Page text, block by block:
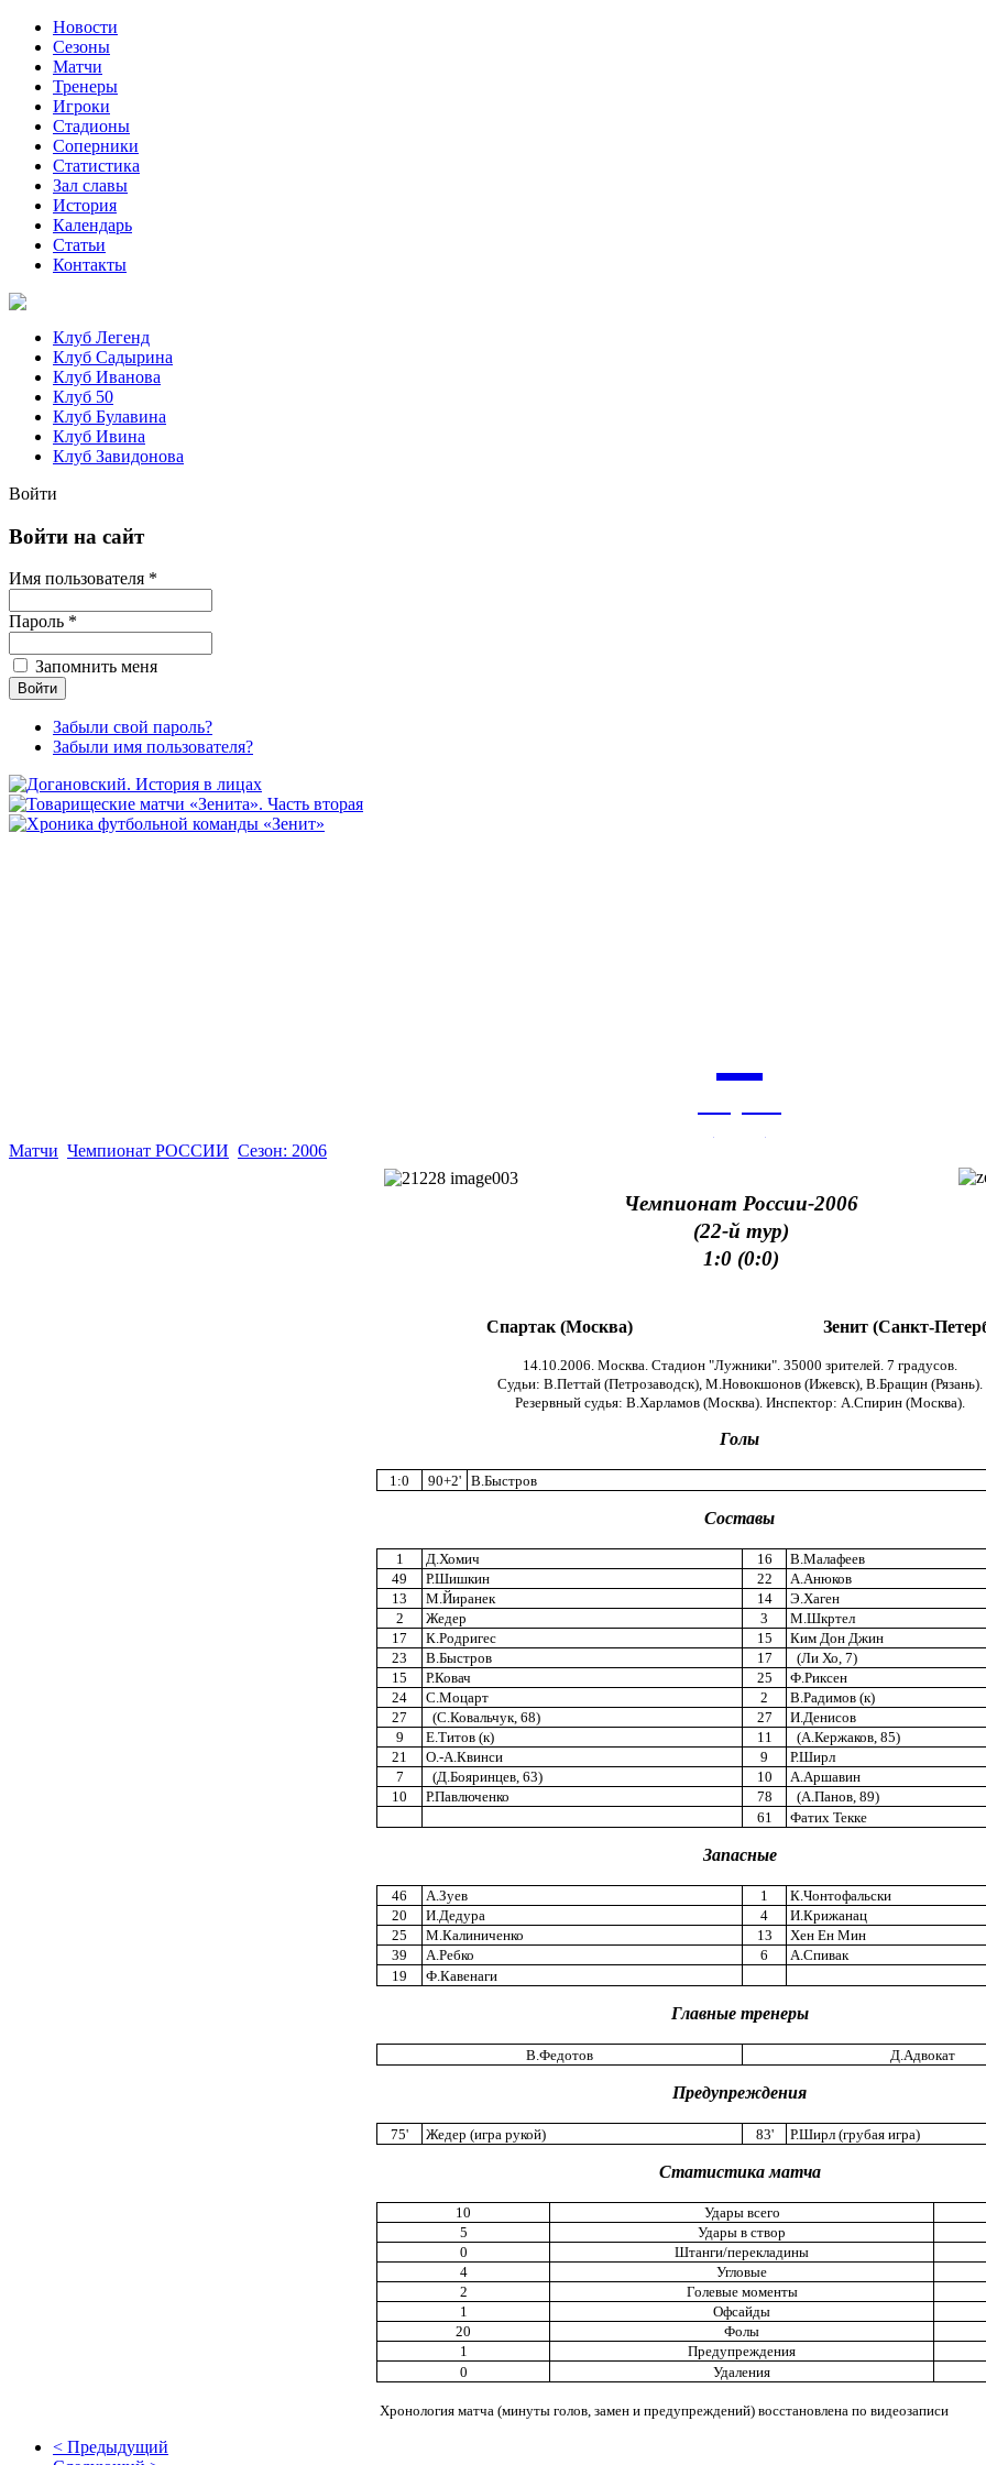
Новости
Сезоны
Матчи
Тренеры
Игроки
Стадионы
Соперники
Статистика
Зал славы
История
Календарь
Статьи
Контакты
Клуб Легенд
Клуб Садырина
Клуб Иванова
Клуб 50
Клуб Булавина
Клуб Ивина
Клуб Завидонова
Войти
Войти на сайт
Имя пользователя *
Пароль *
Запомнить меня
Забыли свой пароль?
Забыли имя пользователя?
Матчи Чемпионат РОССИИ Сезон: 2006
Чемпионат России-2006
(22-й тур)
1:0 (0:0)
Спартак (Москва) Зенит (Санкт-
14.10.2006. Москва. Стадион "Лужники". 35000 зрителей. 7 градусов.
Судьи: В.Петтай (Петрозаводск), М.Новокшонов (Ижевск), В.Бращин (Рязань).
Резервный судья: В.Харламов (Москва). Инспектор: А.Спирин (Москва).
Голы
1:0 90+2' В.Быстров
Составы
1 Д.Хомич 16
В.Малафеев
49
Р.Шишкин 22
А.Анюков
13
М.Йиранек 14
Э.Хаген
2
Жедер 3
М.Шкртел
17
К.Родригес 15
Ким Дон Джин
23
В.Быстров 17
(Ли Хо, 7)
15
Р.Ковач 25
Ф.Риксен
24
С.Моцарт 2
В.Радимов (к)
27
(С.Ковальчук, 68) 27
И.Денисов
9
Е.Титов (к) 11
(А.Кержаков, 85)
21
О.-А.Квинси 9
Р.Ширл
7
(Д.Бояринцев, 63) 10
А.Аршавин
10
Р.Павлюченко 78
(А.Панов, 89)
61
Фатих Текке
Запасные
46 А.Зуев 1
К.Чонтофальски
20
И.Дедура 4
И.Крижанац
25
М.Калиниченко 13
Хен Ен Мин
39
А.Ребко 6
А.Спивак
19
Ф.Кавенаги
Главные тренеры
В.Федотов Д.Адвокат
Предупреждения
75' Жедер (игра рукой) 83' Р.Ширл (грубая игра)
Статистика матча
10 Удары всего
5
Удары в створ
0
Штанги/перекладины
4
Угловые
2
Голевые моменты
1
Офсайды
20
Фолы
1
Предупреждения
0
Удаления
Хронология матча (минуты голов, замен и предупреждений) восстановлена по видеозаписи
< Предыдущий